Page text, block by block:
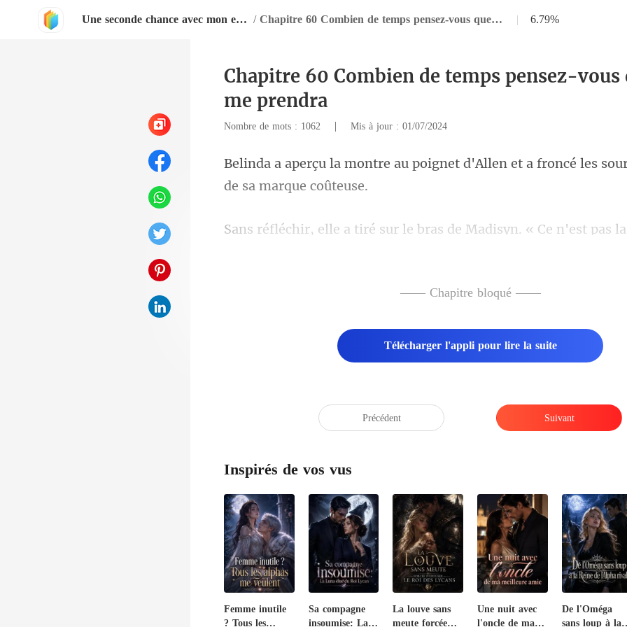
Une seconde chance avec mon ex-mari PDG / Chapitre 60 Combien de temps pensez-vous que cela me prendra | 6.79%
Chapitre 60 Combien de temps pensez-vous
me prendra
Nombre de mots : 1062 | Mis à jour : 01/07/2024
net d'Allen et a froncé les
Madisyn. « Ce n'est pas
basse, mais Allen, qui se tenait
—— Chapitre bloqué ——
Télécharger l'appli pour lire la suite
Précédent Suivant
Inspirés de vos vus
Femme inutile
? Tous les
Sa compagne
insoumise: La
La louve sans
meute forcée
Une nuit avec
l'oncle de ma
De l'Oméga
sans loup à la